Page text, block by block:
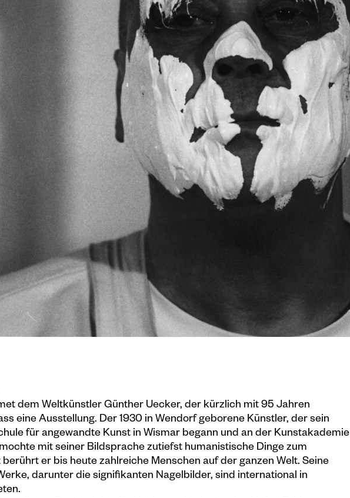
dem Weltkünstler Günther Uecker, der kürzlich mit 95 Jahren
eine Ausstellung. Der 1930 in Wendorf geborene Künstler, der sein
für angewandte Kunst in Wismar begann und an der Kunstakademie
mit seiner Bildsprache zutiefst humanistische Dinge zum
er bis heute zahlreiche Menschen auf der ganzen Welt. Seine
darunter die signifikanten Nagelbilder, sind international in